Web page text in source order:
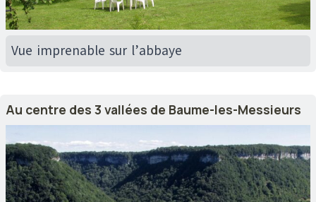
Vue imprenable sur l’abbaye
Au centre des 3 vallées de Baume-les-Messieurs